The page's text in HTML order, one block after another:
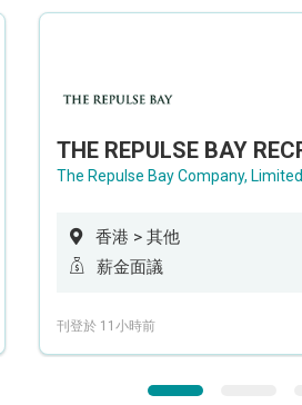
The Repulse Bay Company, Limited
香港 > 其他
薪金面議
刊登於 11小時前